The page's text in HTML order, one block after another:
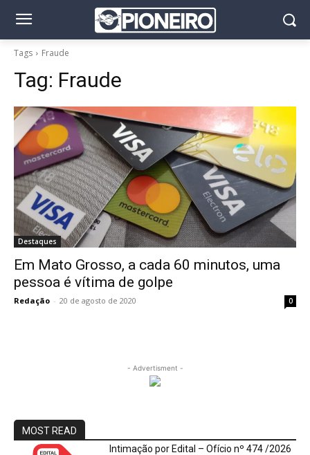
Tags Fraude
Tag: Fraude
Destaques
Em Mato Grosso, a cada 60 minutos, uma
pessoa é vítima de golpe
Redação - 20 de agosto de 2020 0
- Advertisment -
MOST READ
Intimação por Edital – Ofício nº 474 /2026